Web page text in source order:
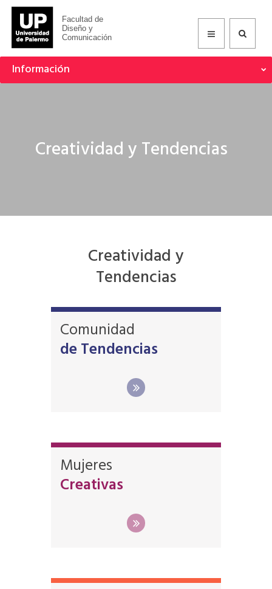
Facultad de
Diseño y
Comunicación
Información
Creatividad y Tendencias
Creatividad y
Tendencias
Comunidad
de Tendencias
Mujeres
Creativas